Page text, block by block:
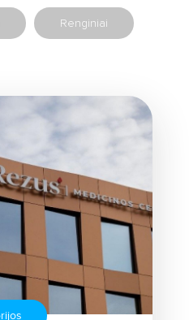
Renginiai